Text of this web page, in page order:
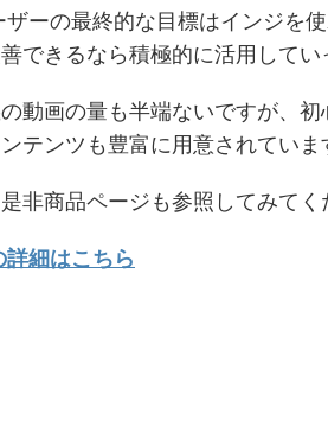
ザーの最終的な目標はインジを
できるなら積極的に活用してい
動画の量も半端ないですが、
テンツも豊富に用意されていま
非商品ページも参照してみてく
細はこちら